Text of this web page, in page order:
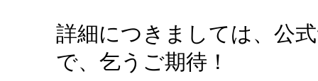
詳細につきましては、公
で、乞うご期待！